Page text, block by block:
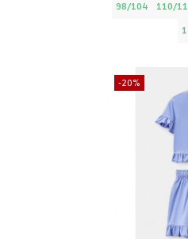
98/104
110/
-20%